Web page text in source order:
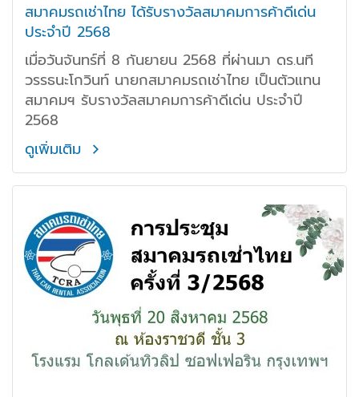
สมาคมรถเช่าไทย ได้รับรางวัลสมาคมการค้าดีเด่น
ประจำปี 2568
เมื่อวันจันทร์ที่ 8 กันยายน 2568 ที่ผ่านมา ดร.นที
วรรธนะโกวินท์ นายกสมาคมรถเช่าไทย เป็นตัวแทน
สมาคมฯ รับรางวัลสมาคมการค้าดีเด่น ประจำปี
2568
ดูเพิ่มเติม